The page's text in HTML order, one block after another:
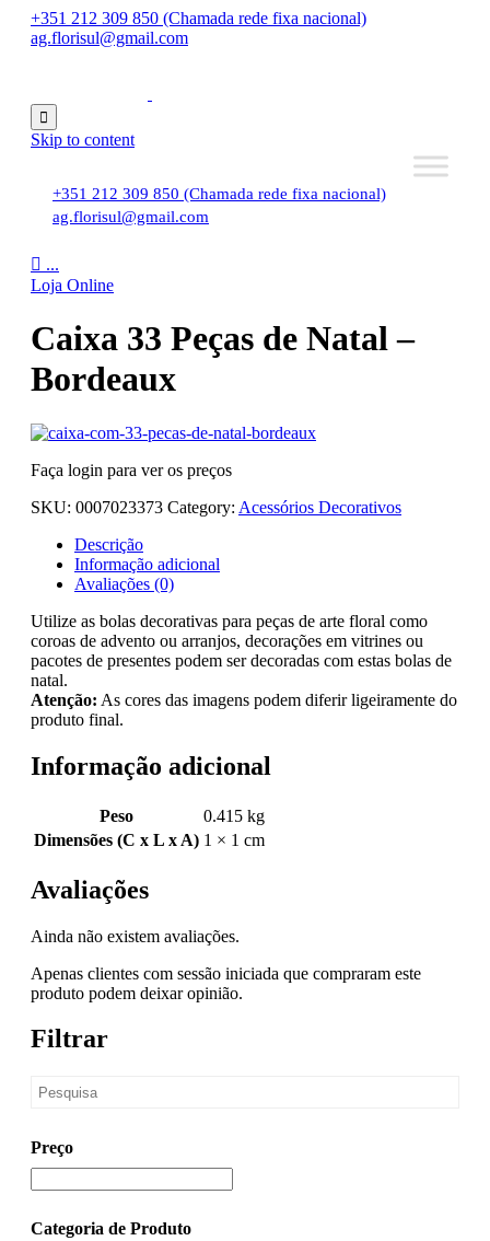
+351 212 309 850 (Chamada rede fixa nacional)
ag.florisul@gmail.com

Skip to content
+351 212 309 850 (Chamada rede fixa nacional)
ag.florisul@gmail.com
 ...
Loja Online
Caixa 33 Peças de Natal –
Bordeaux
Faça login para ver os preços
SKU: 0007023373 Category: Acessórios Decorativos
Descrição
Informação adicional
Avaliações (0)
Utilize as bolas decorativas para peças de arte floral como
coroas de advento ou arranjos, decorações em vitrines ou
pacotes de presentes podem ser decoradas com estas bolas de
natal.
Atenção: As cores das imagens podem diferir ligeiramente do
produto final.
Informação adicional
Peso
0.415 kg
Dimensões (C x L x A) 1 × 1 cm
Avaliações
Ainda não existem avaliações.
Apenas clientes com sessão iniciada que compraram este
produto podem deixar opinião.
Filtrar
Preço
Categoria de Produto